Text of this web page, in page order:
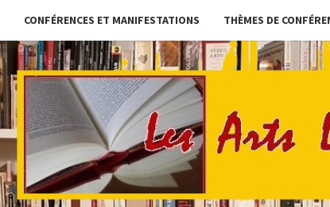
CONFÉRENCES ET MANIFESTATIONS THÈMES DE
La
Culture
: Un
Loisir